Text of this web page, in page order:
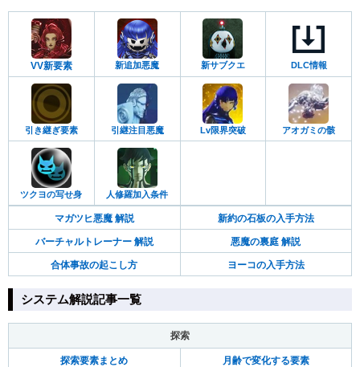
VV新要素 新追加悪魔 新サブクエ DLC情報
引き継ぎ要素 引継注目悪魔 Lv限界突破 アオガミの骸
ツクヨの写せ身 人修羅加入条件
マガツヒ悪魔 解説 新約の石板の入手方法
バーチャルトレーナー 解説 悪魔の裏庭 解説
合体事故の起こし方 ヨーコの入手方法
システム解説記事一覧
探索
探索要素まとめ 月齢で変化する要素